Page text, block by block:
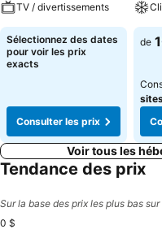
TV / divertissements
Sélectionnez des dates
pour voir les prix
exacts
Consulter les prix
de
Voir tous les
Tendance des prix
Sur la base des prix les plus bas
0 $